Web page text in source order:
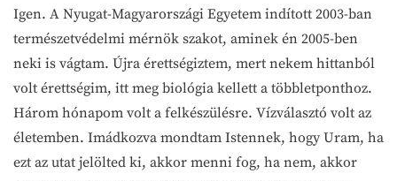
Igen. A Nyugat-Magyarországi Egyetem indított 2003-ban
természetvédelmi mérnök szakot, aminek én 2005-ben
neki is vágtam. Újra érettségiztem, mert nekem hittanból
volt érettségim, itt meg biológia kellett a többletponthoz.
Három hónapom volt a felkészülésre. Vízválasztó volt az
életemben. Imádkozva mondtam Istennek, hogy Uram, ha
ezt az utat jelölted ki, akkor menni fog, ha nem, akkor